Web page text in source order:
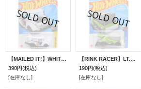
【MAILED IT!】WHITE/DD-DD8 (NEW CAST)
390円(税込)
[在庫なし]
【RINK RACER】LT.GREEN/RA6 (NEW CAST)
190円(税込)
[在庫なし]